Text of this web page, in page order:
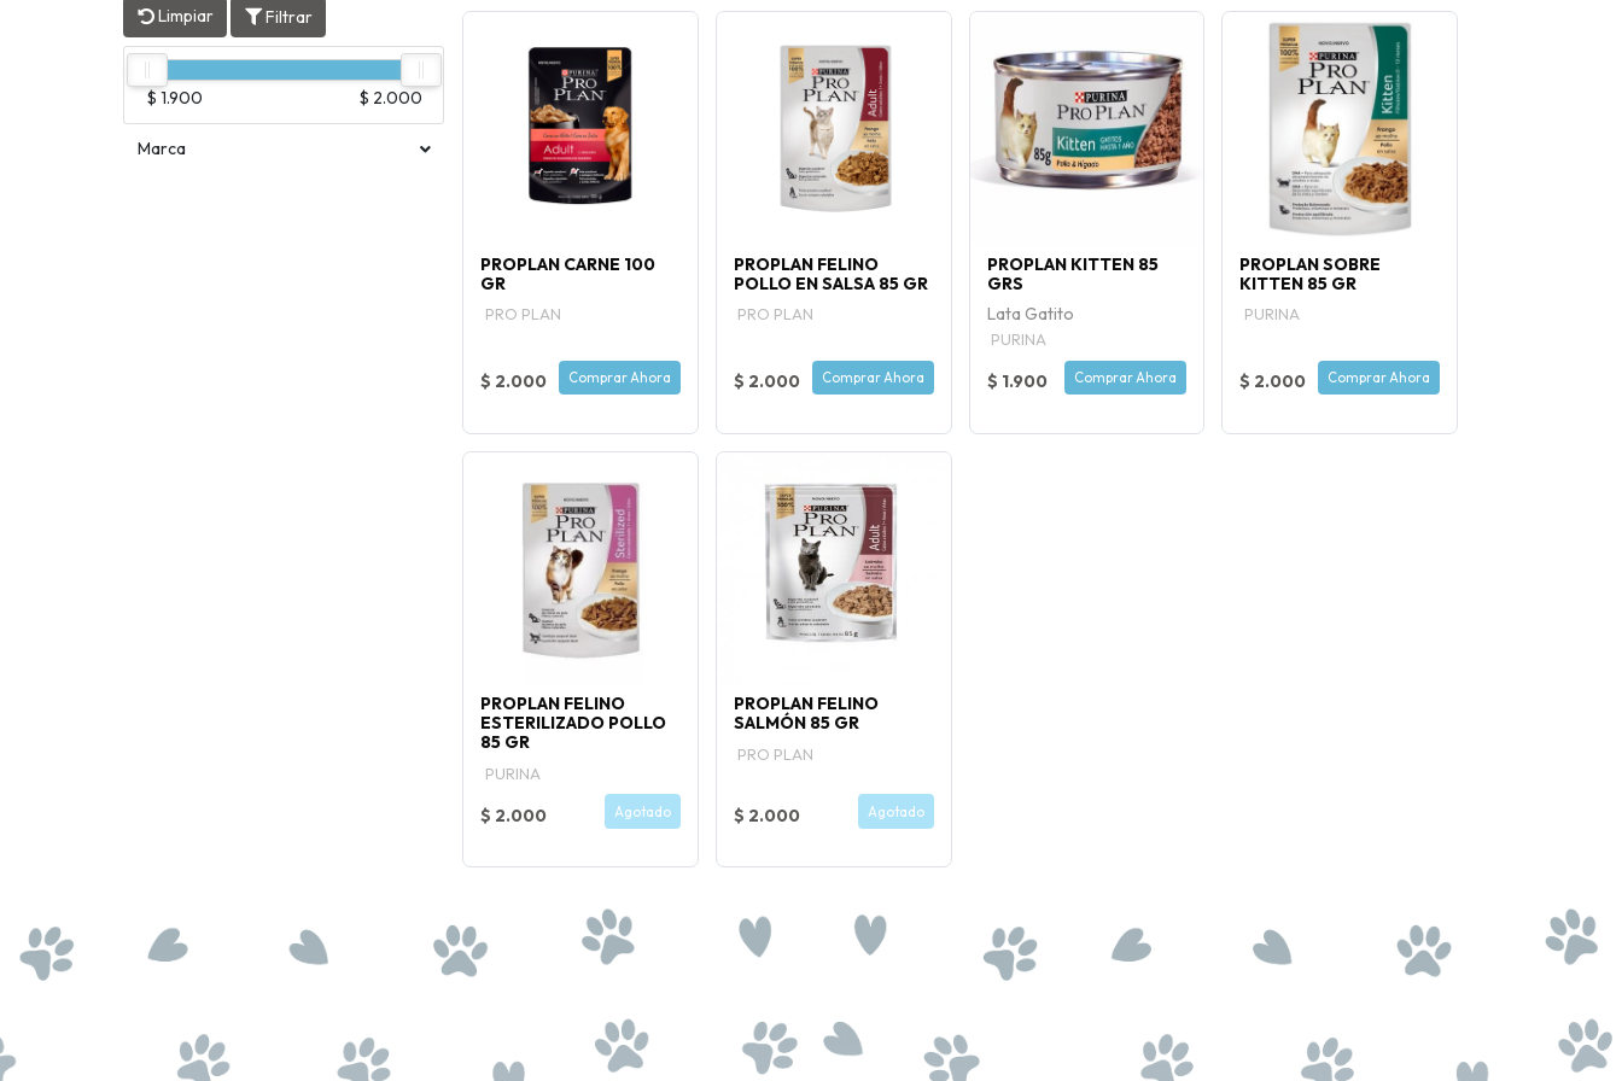
Limpiar Filtrar
$ 1.900 $ 2.000
Marca
PROPLAN CARNE 100
GR
PRO PLAN
$ 2.000 Comprar Ahora
PROPLAN FELINO
POLLO EN SALSA 85 GR
PRO PLAN
$ 2.000 Comprar Ahora
PROPLAN KITTEN 85
GRS
Lata Gatito
PURINA
$ 1.900 Comprar Ahora
PROPLAN SOBRE
KITTEN 85 GR
PURINA
$ 2.000 Comprar Ahora
PROPLAN FELINO
ESTERILIZADO POLLO
85 GR
PURINA
$ 2.000 Agotado
PROPLAN FELINO
SALMÓN 85 GR
PRO PLAN
$ 2.000 Agotado